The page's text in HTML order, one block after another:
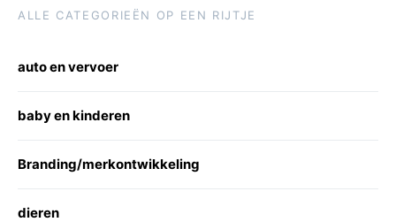
ALLE CATEGORIEËN OP EEN RIJTJE
auto en vervoer
baby en kinderen
Branding/merkontwikkeling
dieren